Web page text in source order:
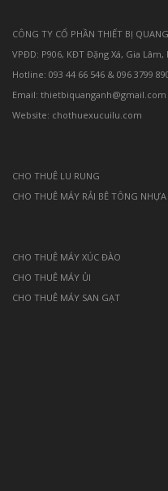
CÔNG TY CỔ PHẦN THIẾT BỊ
VPĐD: P906, KĐT Đặng Xá, Gia Lâm,
Hotline: 093 44 66 546 & 096 3799
Email: thietbiquanganh@gmail.com
Website: chothuexucuilu.com
CHO THUÊ LU RUNG
CHO THUÊ MÁY RẢI BÊ TÔNG
CHO THUÊ MÁY XÚC ĐÀO
CHO THUÊ MÁY ỦI
CHO THUÊ MÁY SAN GẠT